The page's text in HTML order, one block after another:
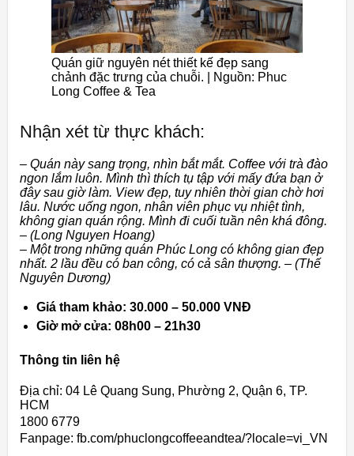
Quán giữ nguyên nét thiết kế đẹp sang
chảnh đặc trưng của chuỗi. | Nguồn: Phuc
Long Coffee & Tea
Nhận xét từ thực khách:
– Quán này sang trọng, nhìn bắt mắt. Coffee với trà đào
ngon lắm luôn. Mình thì thích tụ tập với mấy đứa bạn ở
đây sau giờ làm. View đẹp, tuy nhiên thời gian chờ hơi
lâu. Nước uống ngon, nhân viên phục vụ nhiệt tình,
không gian quán rộng. Mình đi cuối tuần nên khá đông.
– (Long Nguyen Hoang)
– Một trong những quán Phúc Long có không gian đẹp
nhất. 2 lầu đều có ban công, có cả sân thượng. – (Thế
Nguyên Dương)
Giá tham khảo: 30.000 – 50.000 VNĐ
Giờ mở cửa: 08h00 – 21h30
Thông tin liên hệ
Địa chỉ: 04 Lê Quang Sung, Phường 2, Quận 6, TP.
HCM
1800 6779
Fanpage: fb.com/phuclongcoffeeandtea/?locale=vi_VN